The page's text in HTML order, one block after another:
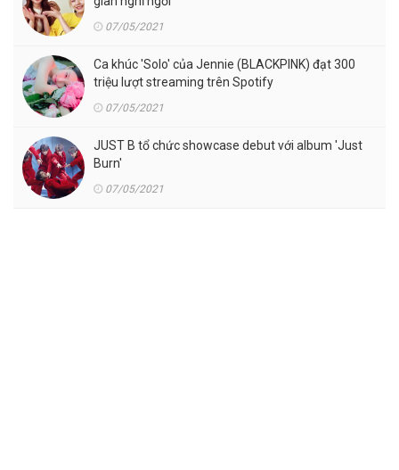
07/05/2021
Ca khúc 'Solo' của Jennie (BLACKPINK) đạt 300
triệu lượt streaming trên Spotify
07/05/2021
JUST B tổ chức showcase debut với album 'Just
Burn'
07/05/2021